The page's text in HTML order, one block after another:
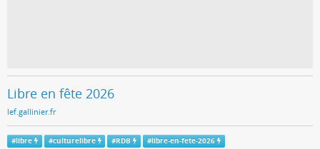
Libre en fête 2026
lef.gallinier.fr
#libre #culturelibre #RDB #libre-en-fete-2026